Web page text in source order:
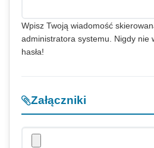
Wpisz Twoją wiadomość
administratora systemu. Nigdy nie
hasła!
Załączniki